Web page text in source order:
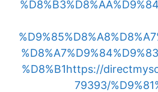
%D8%B1https://
79393/